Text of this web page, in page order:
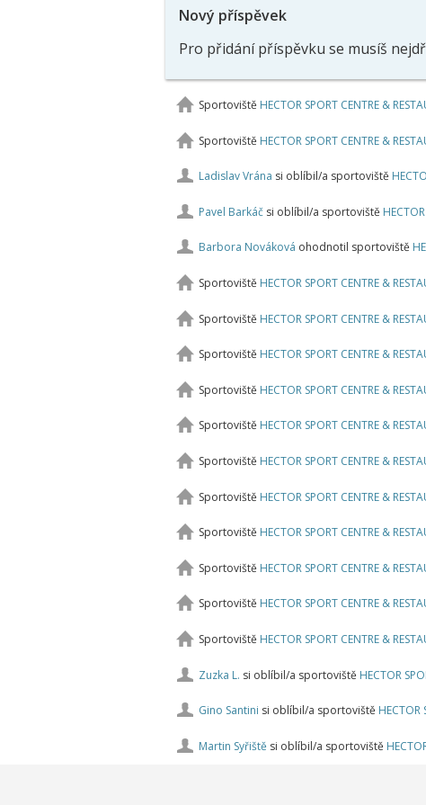
Nový příspěvek
Pro přidání příspěvku se musíš
Sportoviště HECTOR SPORT CENTRE &
Sportoviště HECTOR SPORT CENTRE &
Ladislav Vrána si oblíbil/a sportoviště
Pavel Barkáčsi oblíbil/a sportoviště
Barbora Nováková ohodnotil sportoviště
Sportoviště HECTOR SPORT CENTRE &
Sportoviště HECTOR SPORT CENTRE &
Sportoviště HECTOR SPORT CENTRE &
Sportoviště HECTOR SPORT CENTRE &
Sportoviště HECTOR SPORT CENTRE &
Sportoviště HECTOR SPORT CENTRE &
Sportoviště HECTOR SPORT CENTRE &
Sportoviště HECTOR SPORT CENTRE &
Sportoviště HECTOR SPORT CENTRE &
Sportoviště HECTOR SPORT CENTRE &
Sportoviště HECTOR SPORT CENTRE &
Zuzka L. si oblíbil/a sportoviště HECTOR
Gino Santini si oblíbil/a sportoviště HECTOR
Martin Syřiště si oblíbil/a sportoviště